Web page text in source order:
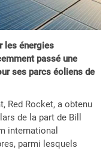
les énergies
passé une
ses parcs éoliens de
Red Rocket, a obtenu
de la part de Bill
international
parmi lesquels